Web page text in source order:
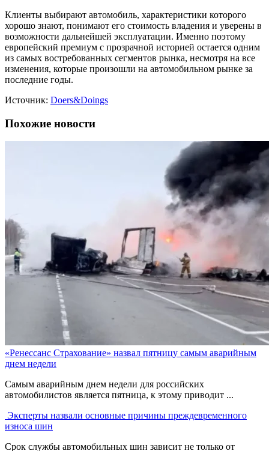
Клиенты выбирают автомобиль, характеристики которого
хорошо знают, понимают его стоимость владения и уверены в
возможности дальнейшей эксплуатации. Именно поэтому
европейский премиум с прозрачной историей остается одним
из самых востребованных сегментов рынка, несмотря на все
изменения, которые произошли на автомобильном рынке за
последние годы.
Источник: Doers&Doings
Похожие новости
«Ренессанс Страхование» назвал пятницу самым аварийным
днем недели
Самым аварийным днем недели для российских
автомобилистов является пятница, к этому приводит ...
Эксперты назвали основные причины преждевременного
износа шин
Срок службы автомобильных шин зависит не только от